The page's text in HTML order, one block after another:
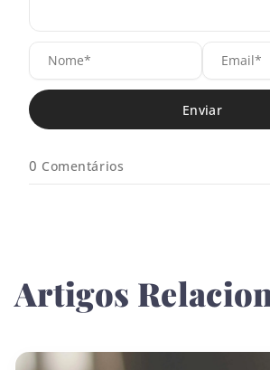
N
o
m
e
*
0 Comentários
Artigos